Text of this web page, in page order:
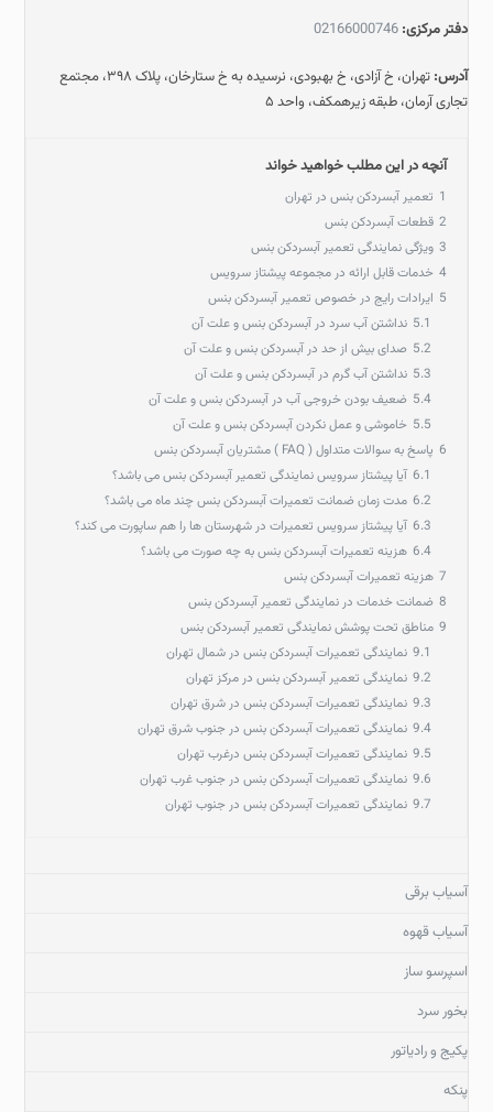
دفتر مرکزی: 02166000746
آدرس:
تهران، خ آزادی، خ بهبودی، نرسیده به خ ستارخان، پلاک ۳۹۸، مجتمع
تجاری آرمان، طبقه زیرهمکف، واحد ۵
آنچه در این مطلب خواهید خواند
1 تعمیر آبسردکن بنس در تهران
2 قطعات آبسردکن بنس
3 ویژگی نمایندگی تعمیر آبسردکن بنس
4 خدمات قابل ارائه در مجموعه پیشتاز سرویس
5 ایرادات رایج در خصوص تعمیر آبسردکن بنس
5.1 نداشتن آب سرد در آبسردکن بنس و علت آن
5.2 صدای بیش از حد در آبسردکن بنس و علت آن
5.3 نداشتن آب گرم در آبسردکن بنس و علت آن
5.4 ضعیف بودن خروجی آب در آبسردکن بنس و علت آن
5.5 خاموشی و عمل نکردن آبسردکن بنس و علت آن
6 پاسخ به سوالات متداول ( FAQ ) مشتریان آبسردکن بنس
6.1 آیا پیشتاز سرویس نمایندگی تعمیر آبسردکن بنس می باشد؟
6.2 مدت زمان ضمانت تعمیرات آبسردکن بنس چند ماه می باشد؟
6.3 آیا پیشتاز سرویس تعمیرات در شهرستان ها را هم ساپورت می کند؟
6.4 هزینه تعمیرات آبسردکن بنس به چه صورت می باشد؟
7 هزینه تعمیرات آبسردکن بنس
8 ضمانت خدمات در نمایندگی تعمیر آبسردکن بنس
9 مناطق تحت پوشش نمایندگی تعمیر آبسردکن بنس
9.1 نمایندگی تعمیرات آبسردکن بنس در شمال تهران
9.2 نمایندگی تعمیر آبسردکن بنس در مرکز تهران
9.3 نمایندگی تعمیرات آبسردکن بنس در شرق تهران
9.4 نمایندگی تعمیرات آبسردکن بنس در جنوب شرق تهران
9.5 نمایندگی تعمیرات آبسردکن بنس درغرب تهران
9.6 نمایندگی تعمیرات آبسردکن بنس در جنوب غرب تهران
9.7 نمایندگی تعمیرات آبسردکن بنس در جنوب تهران
آسیاب برقی
آسیاب قهوه
اسپرسو ساز
بخور سرد
پکیج و رادیاتور
پنکه